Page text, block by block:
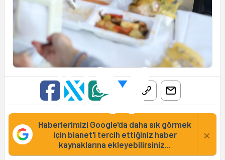
Haberlerimizi Google'da daha sık görmek
için bianet'i tercih ettiğiniz haber
kaynaklarına ekleyebilirsiniz...
×